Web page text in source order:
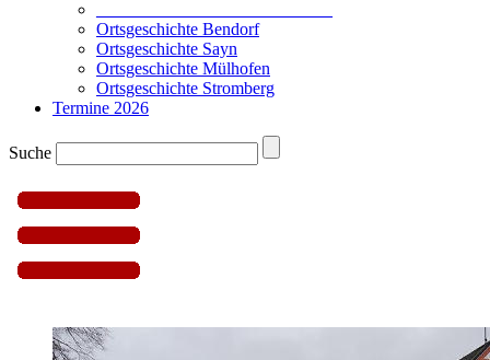
Ortsgeschichte Bendorf
Ortsgeschichte Sayn
Ortsgeschichte Mülhofen
Ortsgeschichte Stromberg
Termine 2026
Suche